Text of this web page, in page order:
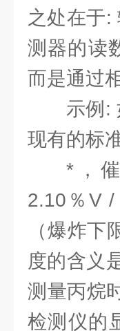
之处在于:
测器的读
而是通过
示例:
现有的标
*，
2.10％V
（爆炸
度的含义
测量丙烷
检测仪的